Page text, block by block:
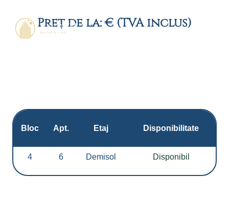
Preț de la: € (TVA inclus)
Bloc Apt. Etaj Disponibilitate
4 6 Demisol Disponibil